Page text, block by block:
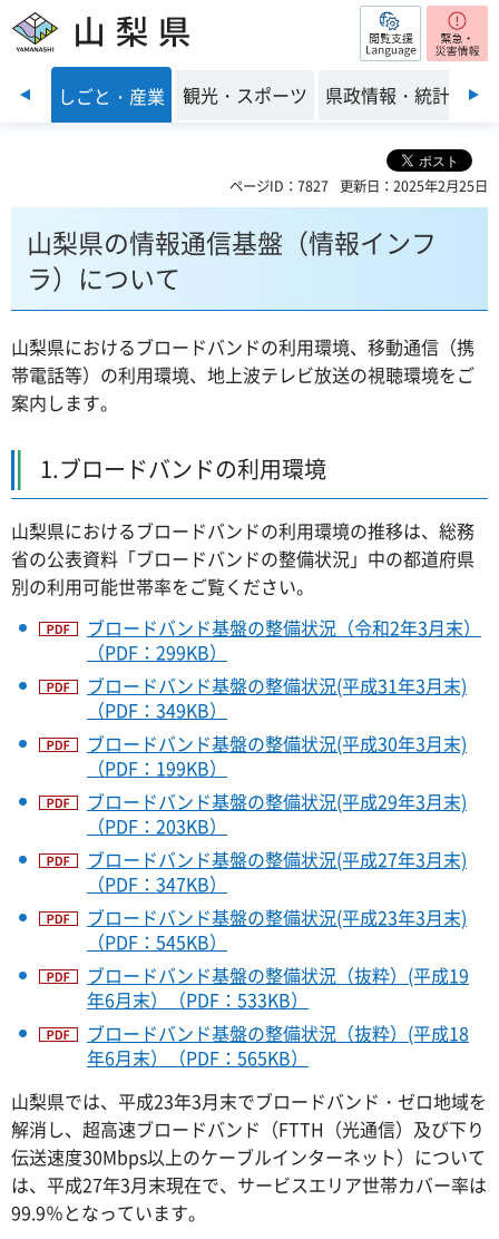
山梨県 閲覧支援
前のスライドを表示
境 しごと・産業 観光・スポーツ 県政情報・統計
ページID：7827 更新日：2025年2月25日
山梨県の情報通信基盤（情報インフ
ラ）について
山梨県におけるブロードバンドの利用環境、移動通信（携
帯電話等）の利用環境、地上波テレビ放送の視聴環境をご
案内します。
1.ブロードバンドの利用環境
山梨県におけるブロードバンドの利用環境の推移は、総務
省の公表資料「ブロードバンドの整備状況」中の都道府県
別の利用可能世帯率をご覧ください。
ブロードバンド基盤の整備状況（令和2年3月末）
（PDF：299KB）
ブロードバンド基盤の整備状況(平成31年3月末)
（PDF：349KB）
ブロードバンド基盤の整備状況(平成30年3月末)
（PDF：199KB）
ブロードバンド基盤の整備状況(平成29年3月末)
（PDF：203KB）
ブロードバンド基盤の整備状況(平成27年3月末)
（PDF：347KB）
ブロードバンド基盤の整備状況(平成23年3月末)
（PDF：545KB）
ブロードバンド基盤の整備状況（抜粋）(平成19
年6月末）（PDF：533KB）
ブロードバンド基盤の整備状況（抜粋）(平成18
年6月末）（PDF：565KB）
山梨県では、平成23年3月末でブロードバンド・ゼロ地域を
解消し、超高速ブロードバンド（FTTH（光通信）及び下り
伝送速度30Mbps以上のケーブルインターネット）について
は、平成27年3月末現在で、サービスエリア世帯カバー率は
99.9％となっています。